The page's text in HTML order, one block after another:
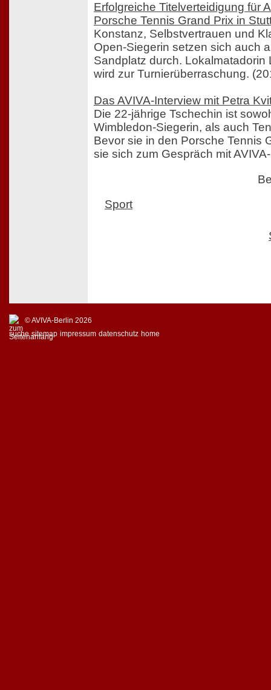
Erfolgreiche Titelverteidigung für
Porsche Tennis Grand Prix in
Konstanz, Selbstvertrauen und
Open-Siegerin setzen sich auch
Sandplatz durch. Lokalmatadorin
wird zur Turnierüberraschung.
Das AVIVA-Interview mit Petra
Die 22-jährige Tschechin ist
Wimbledon-Siegerin, als auch
Bevor sie in den Porsche Tennis
sie sich zum Gespräch mit
Sport
© AVIVA-Berlin 2026
suche sitemap impressum datenschutz home